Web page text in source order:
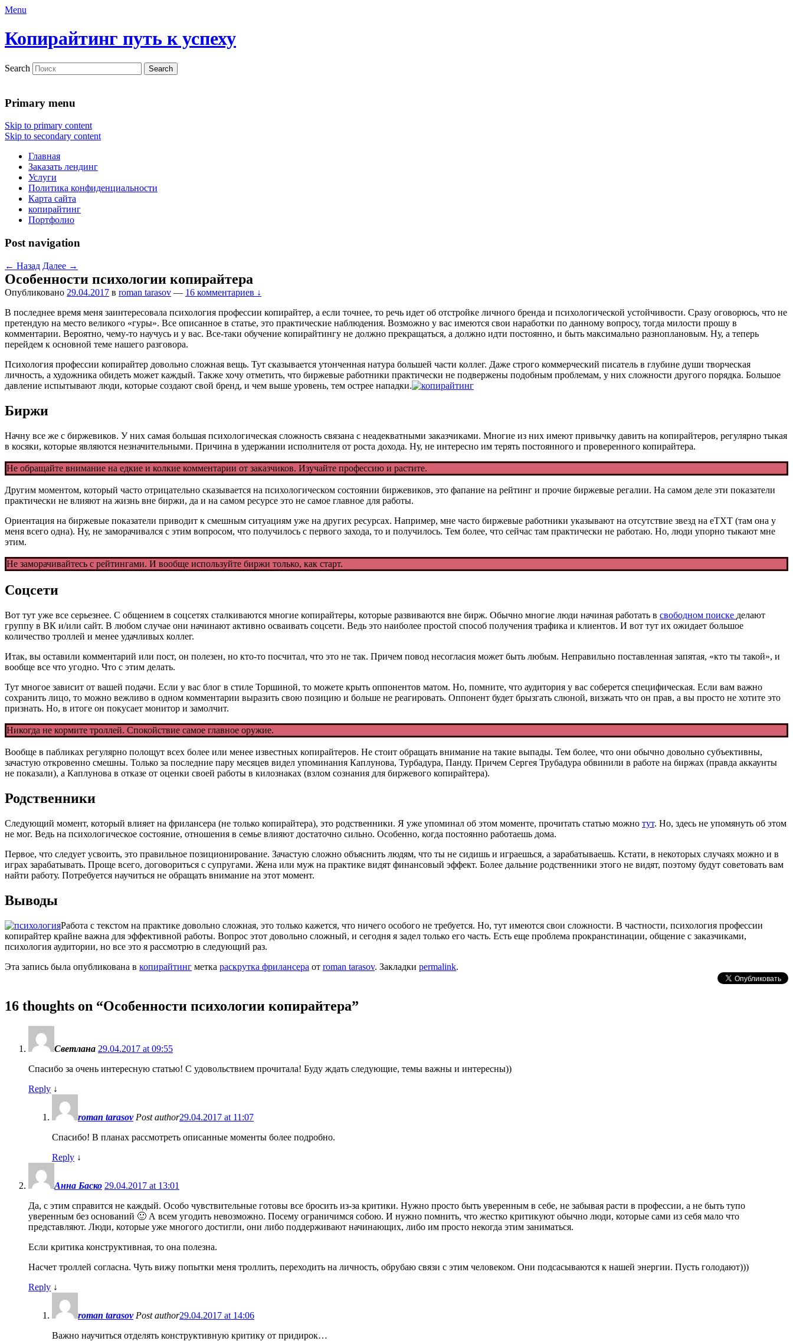
Menu
Копирайтинг путь к успеху
Search
Primary menu
Skip to primary content
Skip to secondary content
Главная
Заказать лендинг
Услуги
Политика конфиденциальности
Карта сайта
копирайтинг
Портфолио
Post navigation
← Назад Далее →
Особенности психологии копирайтера
Опубликовано 29.04.2017 в roman tarasov — 16 комментариев ↓
В последнее время меня заинтересовала психология профессии копирайтер, а если точнее, то речь идет об отстройке личного бренда и психологической устойчивости. Сразу оговорюсь, что не
претендую на место великого «гуры». Все описанное в статье, это практические наблюдения. Возможно у вас имеются свои наработки по данному вопросу, тогда милости прошу в
комментарии. Вероятно, чему-то научусь и у вас. Все-таки обучение копирайтингу не должно прекращаться, а должно идти постоянно, и быть максимально разноплановым. Ну, а теперь
перейдем к основной теме нашего разговора.
Психология профессии копирайтер довольно сложная вещь. Тут сказывается утонченная натура большей части коллег. Даже строго коммерческий писатель в глубине души творческая
личность, а художника обидеть может каждый. Также хочу отметить, что биржевые работники практически не подвержены подобным проблемам, у них сложности другого порядка. Большое
давление испытывают люди, которые создают свой бренд, и чем выше уровень, тем острее нападки.
Биржи
Начну все же с биржевиков. У них самая большая психологическая сложность связана с неадекватными заказчиками. Многие из них имеют привычку давить на копирайтеров, регулярно тыкая
в косяки, которые являются незначительными. Причина в удержании исполнителя от роста дохода. Ну, не интересно им терять постоянного и проверенного копирайтера.
Не обращайте внимание на едкие и колкие комментарии от заказчиков. Изучайте профессию и растите.
Другим моментом, который часто отрицательно сказывается на психологическом состоянии биржевиков, это фапание на рейтинг и прочие биржевые регалии. На самом деле эти показатели
практически не влияют на жизнь вне биржи, да и на самом ресурсе это не самое главное для работы.
Ориентация на биржевые показатели приводит к смешным ситуациям уже на других ресурсах. Например, мне часто биржевые работники указывают на отсутствие звезд на eTXT (там она у
меня всего одна). Ну, не заморачивался с этим вопросом, что получилось с первого захода, то и получилось. Тем более, что сейчас там практически не работаю. Но, люди упорно тыкают мне
этим.
Не заморачивайтесь с рейтингами. И вообще используйте биржи только, как старт.
Соцсети
Вот тут уже все серьезнее. С общением в соцсетях сталкиваются многие копирайтеры, которые развиваются вне бирж. Обычно многие люди начиная работать в свободном поиске делают
группу в ВК и/или сайт. В любом случае они начинают активно осваивать соцсети. Ведь это наиболее простой способ получения трафика и клиентов. И вот тут их ожидает большое
количество троллей и менее удачливых коллег.
Итак, вы оставили комментарий или пост, он полезен, но кто-то посчитал, что это не так. Причем повод несогласия может быть любым. Неправильно поставленная запятая, «кто ты такой», и
вообще все что угодно. Что с этим делать.
Тут многое зависит от вашей подачи. Если у вас блог в стиле Торшиной, то можете крыть оппонентов матом. Но, помните, что аудитория у вас соберется специфическая. Если вам важно
сохранить лицо, то можно вежливо в одном комментарии выразить свою позицию и больше не реагировать. Оппонент будет брызгать слюной, визжать что он прав, а вы просто не хотите это
признать. Но, в итоге он покусает монитор и замолчит.
Никогда не кормите троллей. Спокойствие самое главное оружие.
Вообще в пабликах регулярно полощут всех более или менее известных копирайтеров. Не стоит обращать внимание на такие выпады. Тем более, что они обычно довольно субъективны,
зачастую откровенно смешны. Только за последние пару месяцев видел упоминания Каплунова, Турбадура, Панду. Причем Сергея Трубадура обвинили в работе на биржах (правда аккаунты
не показали), а Каплунова в отказе от оценки своей работы в килознаках (взлом сознания для биржевого копирайтера).
Родственники
Следующий момент, который влияет на фрилансера (не только копирайтера), это родственники. Я уже упоминал об этом моменте, прочитать статью можно тут. Но, здесь не упомянуть об этом
не мог. Ведь на психологическое состояние, отношения в семье влияют достаточно сильно. Особенно, когда постоянно работаешь дома.
Первое, что следует усвоить, это правильное позиционирование. Зачастую сложно объяснить людям, что ты не сидишь и играешься, а зарабатываешь. Кстати, в некоторых случаях можно и в
играх зарабатывать. Проще всего, договориться с супругами. Жена или муж на практике видят финансовый эффект. Более дальние родственники этого не видят, поэтому будут советовать вам
найти работу. Потребуется научиться не обращать внимание на этот момент.
Выводы
Работа с текстом на практике довольно сложная, это только кажется, что ничего особого не требуется. Но, тут имеются свои сложности. В частности, психология профессии
копирайтер крайне важна для эффективной работы. Вопрос этот довольно сложный, и сегодня я задел только его часть. Есть еще проблема прокранстинации, общение с заказчиками,
психология аудитории, но все это я рассмотрю в следующий раз.
Эта запись была опубликована в копирайтинг метка раскрутка фрилансера от roman tarasov. Закладки permalink.
16 thoughts on “Особенности психологии копирайтера”
Светлана 29.04.2017 at 09:55
Спасибо за очень интересную статью! С удовольствием прочитала! Буду ждать следующие, темы важны и интересны))
Reply ↓
roman tarasov Post author29.04.2017 at 11:07
Спасибо! В планах рассмотреть описанные моменты более подробно.
Reply ↓
Анна Баско 29.04.2017 at 13:01
Да, с этим справится не каждый. Особо чувствительные готовы все бросить из-за критики. Нужно просто быть уверенным в себе, не забывая расти в профессии, а не быть тупо
уверенным без оснований 🙂 А всем угодить невозможно. Посему ограничимся собою. И нужно помнить, что жестко критикуют обычно люди, которые сами из себя мало что
представляют. Люди, которые уже многого достигли, они либо поддерживают начинающих, либо им просто некогда этим заниматься.
Если критика конструктивная, то она полезна.
Насчет троллей согласна. Чуть вижу попытки меня троллить, переходить на личность, обрубаю связи с этим человеком. Они подсасываются к нашей энергии. Пусть голодают)))
Reply ↓
roman tarasov Post author29.04.2017 at 14:06
Важно научиться отделять конструктивную критику от придирок…